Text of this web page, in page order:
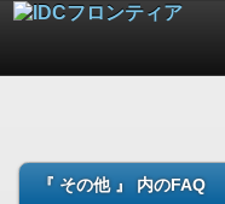
『 その他 』 内のFAQ